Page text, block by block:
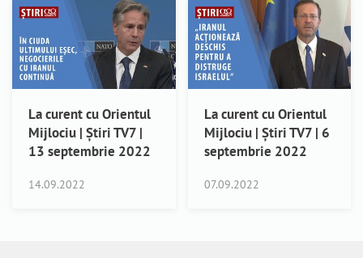
La curent cu Orientul
Mijlociu | Știri TV7 |
13 septembrie 2022
14.09.2022
La curent cu Orientul
Mijlociu | Știri TV7 | 6
septembrie 2022
07.09.2022